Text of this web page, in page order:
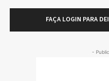
FAÇA LOGIN PARA
-